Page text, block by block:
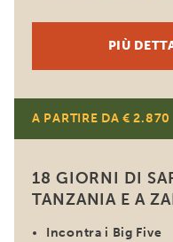
PIÙ
A PARTIRE DA € 2.870
18 GIORNI DI
TANZANIA E A
Incontra i Big Five